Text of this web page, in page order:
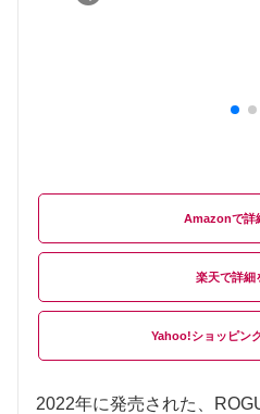
Amazon
楽天
Yahoo!ショッピン
2022年に発売された、